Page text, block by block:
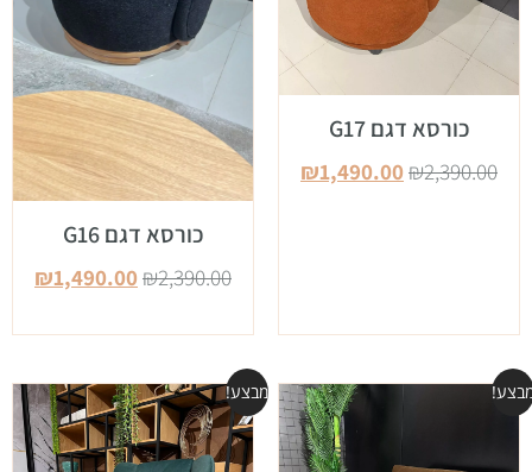
כורסא דגם G17
₪2,390.00
₪1,490.00
כורסא דגם G16
₪2,390.00
₪1,490.00
מבצע!